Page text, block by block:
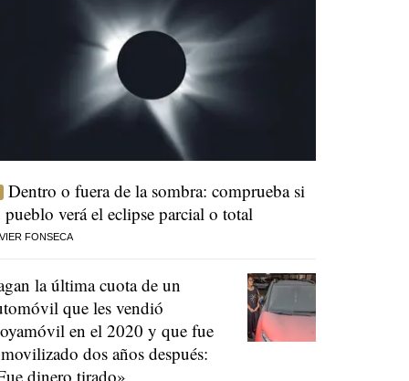
Dentro o fuera de la sombra: comprueba si
pueblo verá el eclipse parcial o total
FONSECA
la última cuota de un
que les vendió
en el 2020 y que fue
dos años después:
dinero tirado»